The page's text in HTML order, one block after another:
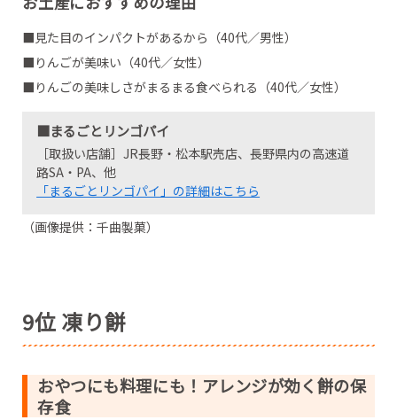
■見た目のインパクトがあるから（40代／男性）
■りんごが美味い（40代／女性）
■りんごの美味しさがまるまる食べられる（40代／女性）
■まるごとリンゴパイ
［取扱い店舗］JR長野・松本駅売店、長野県内の高速道
路SA・PA、他
「まるごとリンゴパイ」の詳細はこちら
（画像提供：千曲製菓）
9位 凍り餅
おやつにも料理にも！アレンジが効く餅の保
存食